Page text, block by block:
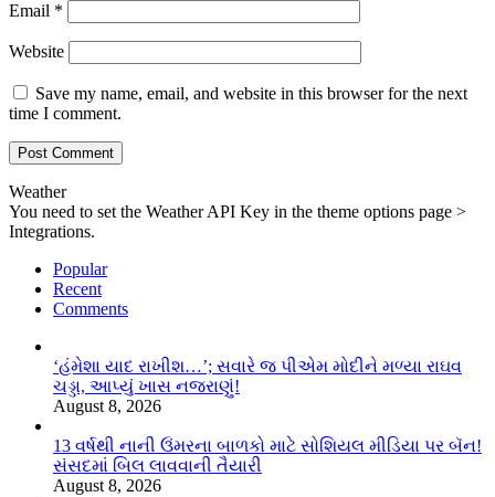
Email *
Website
Save my name, email, and website in this browser for the next
time I comment.
Weather
You need to set the Weather API Key in the theme options page >
Integrations.
Popular
Recent
Comments
‘હંમેશા યાદ રાખીશ…’; સવારે જ પીએમ મોદીને મળ્યા રાઘવ
ચડ્ડા, આપ્યું ખાસ નજરાણું!
August 8, 2026
13 વર્ષથી નાની ઉંમરના બાળકો માટે સોશિયલ મીડિયા પર બૅન!
સંસદમાં બિલ લાવવાની તૈયારી
August 8, 2026